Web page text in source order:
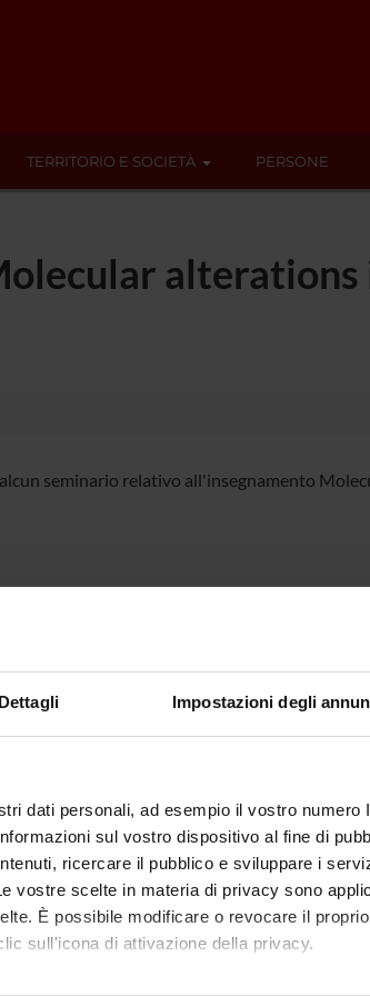
Dettagli Impostazioni degli
dati personali, ad esempio il vostro numero
sul vostro dispositivo al fine di
ricercare il pubblico e sviluppare i
vostre scelte in materia di privacy sono
È possibile modificare o revocare il
sull'icona di attivazione della privacy.
TERRITORIO E SOCIETÀ PERSONE
alterations
seminario relativo all'insegnamento